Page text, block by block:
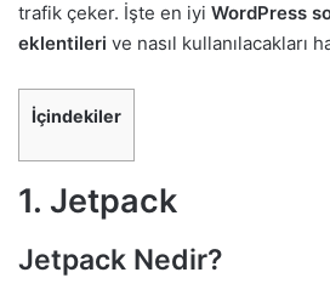
trafik çeker. İşte en iyi WordPress
eklentileri ve nasıl kullanılacakları
İçindekiler
1. Jetpack
Jetpack Nedir?